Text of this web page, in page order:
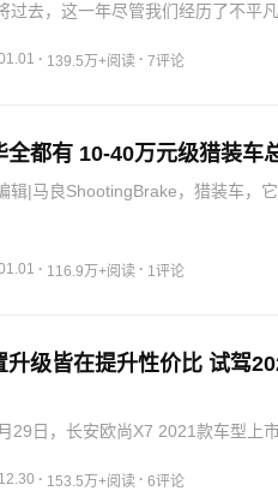
过去，这一年尽管我们经历了不平
最深的当属来自一汽-大众的新CC
· 139.5万+阅读 · 7评论
全都有 10-40万元级猎装车
辑|马良ShootingBrake，猎装车，
· 116.9万+阅读 · 1评论
升级皆在提升性价比 试驾
29日，长安欧尚X7 2021款车型上
观、内饰变动不大，仅对欧尚X7配
· 153.5万+阅读 · 6评论